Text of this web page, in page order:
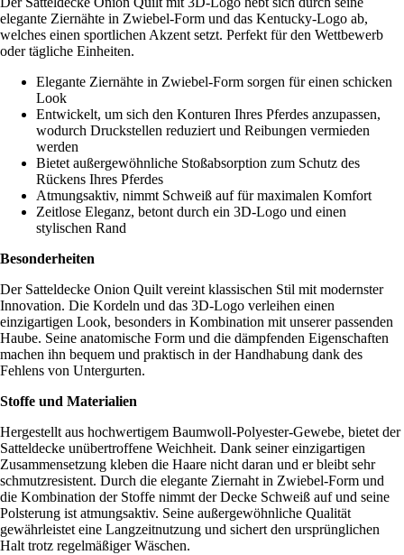
elegante Ziernähte in Zwiebel-Form und das Kentucky-Logo ab,
welches einen sportlichen Akzent setzt. Perfekt für den Wettbewerb
oder tägliche Einheiten.
Elegante Ziernähte in Zwiebel-Form sorgen für einen schicken
Look
Entwickelt, um sich den Konturen Ihres Pferdes anzupassen,
wodurch Druckstellen reduziert und Reibungen vermieden
werden
Bietet außergewöhnliche Stoßabsorption zum Schutz des
Rückens Ihres Pferdes
Atmungsaktiv, nimmt Schweiß auf für maximalen Komfort
Zeitlose Eleganz, betont durch ein 3D-Logo und einen
stylischen Rand
Besonderheiten
Der Satteldecke Onion Quilt vereint klassischen Stil mit modernster
Innovation. Die Kordeln und das 3D-Logo verleihen einen
einzigartigen Look, besonders in Kombination mit unserer passenden
Haube. Seine anatomische Form und die dämpfenden Eigenschaften
machen ihn bequem und praktisch in der Handhabung dank des
Fehlens von Untergurten.
Stoffe und Materialien
Hergestellt aus hochwertigem Baumwoll-Polyester-Gewebe, bietet der
Satteldecke unübertroffene Weichheit. Dank seiner einzigartigen
Zusammensetzung kleben die Haare nicht daran und er bleibt sehr
schmutzresistent. Durch die elegante Ziernaht in Zwiebel-Form und
die Kombination der Stoffe nimmt der Decke Schweiß auf und seine
Polsterung ist atmungsaktiv. Seine außergewöhnliche Qualität
gewährleistet eine Langzeitnutzung und sichert den ursprünglichen
Halt trotz regelmäßiger Wäschen.